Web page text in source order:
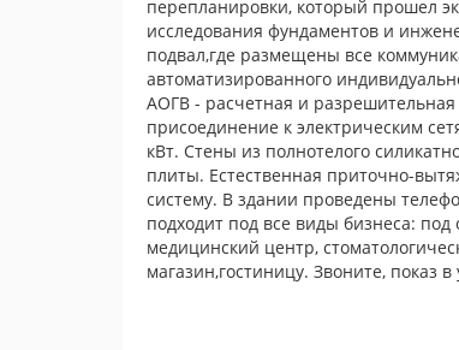
перепланировки, который прошел
исследования фундаментов и
подвал,где размещены все
автоматизированного
АОГВ - расчетная и
присоединение к электрическим
кВт. Стены из полнотелого
плиты. Естественная приточно-
систему. В здании проведены
подходит под все виды бизнеса:
медицинский центр,
магазин,гостиницу. Звоните, показ